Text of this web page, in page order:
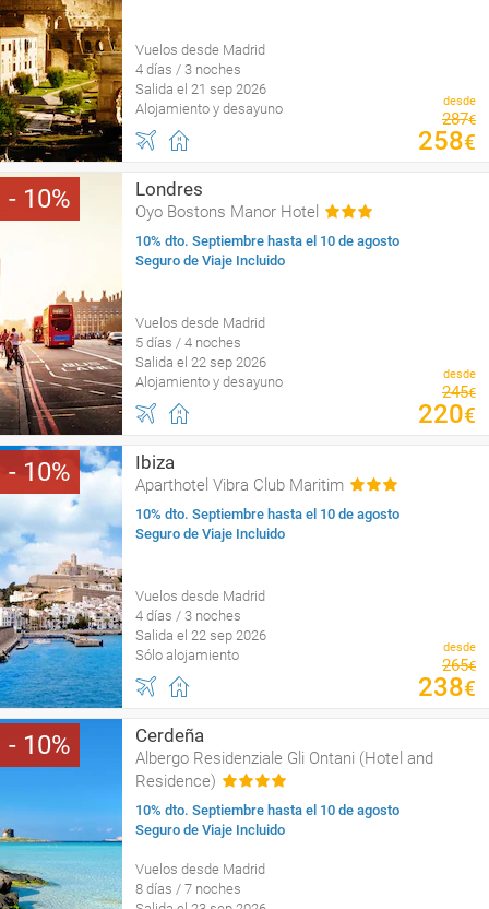
Vuelos desde Madrid
4 días / 3 noches
Salida el 21 sep 2026
Alojamiento y desayuno
desde
287€
258€
10 Londres
Oyo Bostons Manor Hotel
10% dto. Septiembre hasta el 10 de agosto
Seguro de Viaje Incluido
Vuelos desde Madrid
5 días / 4 noches
Salida el 22 sep 2026
Alojamiento y desayuno
desde
245€
220€
10 Ibiza
Aparthotel Vibra Club Maritim
10% dto. Septiembre hasta el 10 de agosto
Seguro de Viaje Incluido
Vuelos desde Madrid
4 días / 3 noches
Salida el 22 sep 2026
Sólo alojamiento
desde
265€
238€
10 Cerdeña
Albergo Residenziale Gli Ontani (Hotel and
Residence)
10% dto. Septiembre hasta el 10 de agosto
Seguro de Viaje Incluido
Vuelos desde Madrid
8 días / 7 noches